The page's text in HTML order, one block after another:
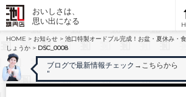
おいしさは、
思い出になる
HOME > お知らせ > 池口特製オードブル完成！お盆・夏休み・
しょうか > DSC_0008
ブログで最新情報チェック →こちらから
"